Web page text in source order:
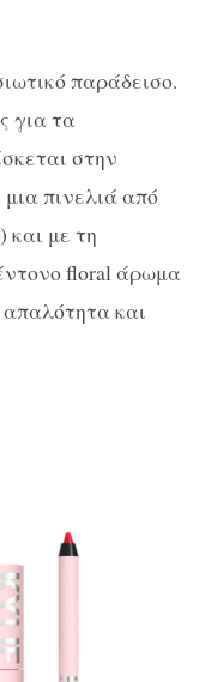
παράδεισο.
για τα
στην
πινελιά από
και με τη
floral άρωμα
απαλότητα και